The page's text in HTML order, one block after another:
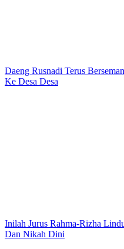
Daeng Rusnadi Terus
Ke Desa Desa
Inilah Jurus Rahma-Rizha
Dan Nikah Dini